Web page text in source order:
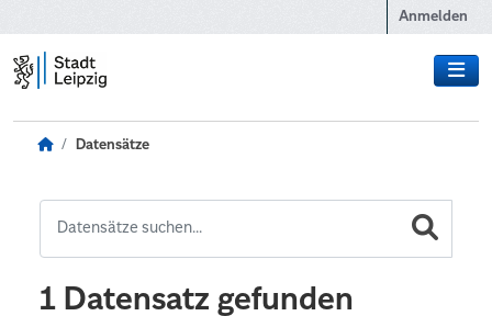
Anmelden
Datensätze
1 Datensatz gefunden